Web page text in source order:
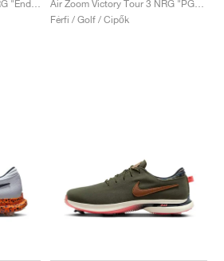
Férfi / Golf / Cipők